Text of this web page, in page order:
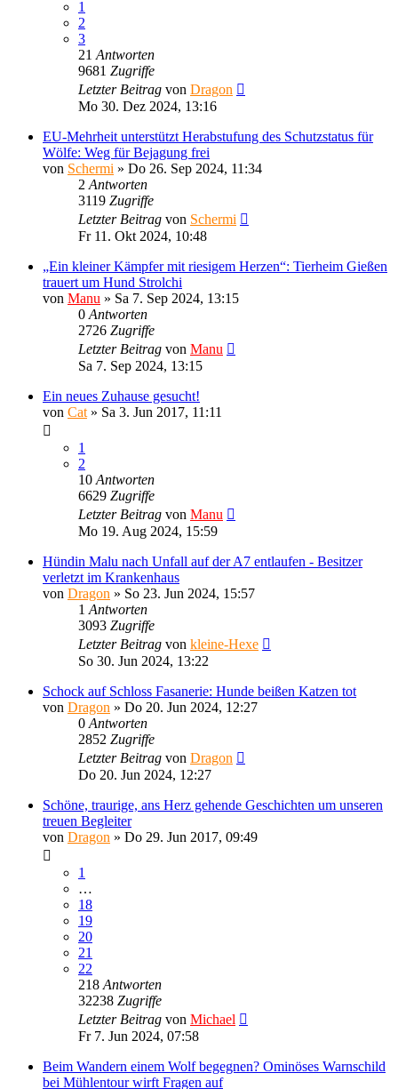
1
2
3
21 Antworten
9681 Zugriffe
Letzter Beitrag von Dragon
Mo 30. Dez 2024, 13:16
EU-Mehrheit unterstützt Herabstufung des Schutzstatus für
Wölfe: Weg für Bejagung frei
von Schermi » Do 26. Sep 2024, 11:34
2 Antworten
3119 Zugriffe
Letzter Beitrag von Schermi
Fr 11. Okt 2024, 10:48
„Ein kleiner Kämpfer mit riesigem Herzen“: Tierheim Gießen
trauert um Hund Strolchi
von Manu » Sa 7. Sep 2024, 13:15
0 Antworten
2726 Zugriffe
Letzter Beitrag von Manu
Sa 7. Sep 2024, 13:15
Ein neues Zuhause gesucht!
von Cat » Sa 3. Jun 2017, 11:11
1
2
10 Antworten
6629 Zugriffe
Letzter Beitrag von Manu
Mo 19. Aug 2024, 15:59
Hündin Malu nach Unfall auf der A7 entlaufen - Besitzer
verletzt im Krankenhaus
von Dragon » So 23. Jun 2024, 15:57
1 Antworten
3093 Zugriffe
Letzter Beitrag von kleine-Hexe
So 30. Jun 2024, 13:22
Schock auf Schloss Fasanerie: Hunde beißen Katzen tot
von Dragon » Do 20. Jun 2024, 12:27
0 Antworten
2852 Zugriffe
Letzter Beitrag von Dragon
Do 20. Jun 2024, 12:27
Schöne, traurige, ans Herz gehende Geschichten um unseren
treuen Begleiter
von Dragon » Do 29. Jun 2017, 09:49
1
…
18
19
20
21
22
218 Antworten
32238 Zugriffe
Letzter Beitrag von Michael
Fr 7. Jun 2024, 07:58
Beim Wandern einem Wolf begegnen? Ominöses Warnschild
bei Mühlentour wirft Fragen auf